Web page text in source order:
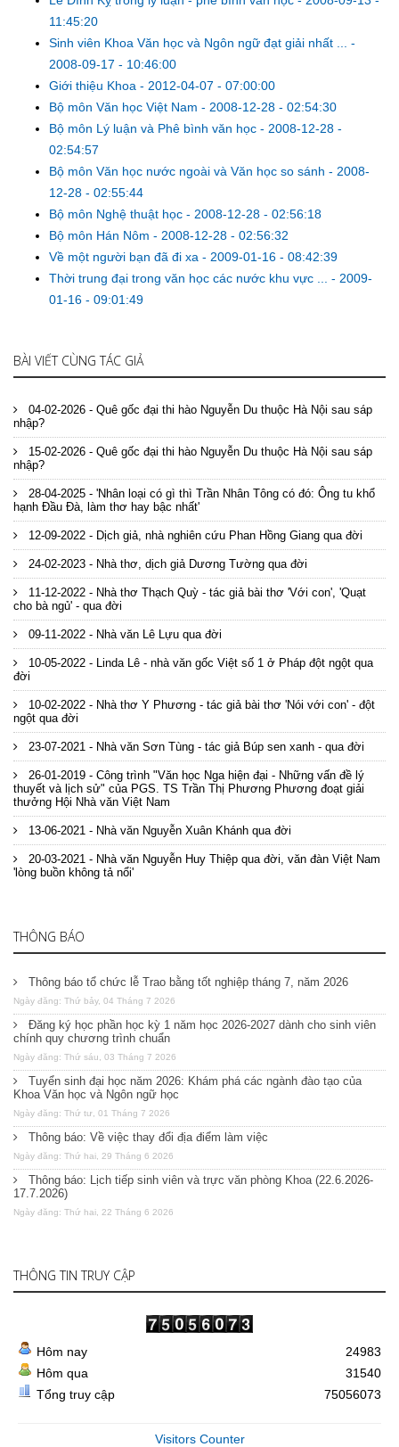
11:45:20
Sinh viên Khoa Văn học và Ngôn ngữ đạt giải nhất ... -
2008-09-17 - 10:46:00
Giới thiệu Khoa - 2012-04-07 - 07:00:00
Bộ môn Văn học Việt Nam - 2008-12-28 - 02:54:30
Bộ môn Lý luận và Phê bình văn học - 2008-12-28 -
02:54:57
Bộ môn Văn học nước ngoài và Văn học so sánh - 2008-
12-28 - 02:55:44
Bộ môn Nghệ thuật học - 2008-12-28 - 02:56:18
Bộ môn Hán Nôm - 2008-12-28 - 02:56:32
Về một người bạn đã đi xa - 2009-01-16 - 08:42:39
Thời trung đại trong văn học các nước khu vực ... - 2009-
01-16 - 09:01:49
BÀI VIẾT CÙNG TÁC GIẢ
04-02-2026 - Quê gốc đại thi hào Nguyễn Du thuộc Hà Nội sau sáp
nhập?
15-02-2026 - Quê gốc đại thi hào Nguyễn Du thuộc Hà Nội sau sáp
nhập?
28-04-2025 - 'Nhân loại có gì thì Trần Nhân Tông có đó: Ông tu khổ
hạnh Đầu Đà, làm thơ hay bậc nhất'
12-09-2022 - Dịch giả, nhà nghiên cứu Phan Hồng Giang qua đời
24-02-2023 - Nhà thơ, dịch giả Dương Tường qua đời
11-12-2022 - Nhà thơ Thạch Quỳ - tác giả bài thơ 'Với con', 'Quạt
cho bà ngủ' - qua đời
09-11-2022 - Nhà văn Lê Lựu qua đời
10-05-2022 - Linda Lê - nhà văn gốc Việt số 1 ở Pháp đột ngột qua
đời
10-02-2022 - Nhà thơ Y Phương - tác giả bài thơ 'Nói với con' - đột
ngột qua đời
23-07-2021 - Nhà văn Sơn Tùng - tác giả Búp sen xanh - qua đời
26-01-2019 - Công trình "Văn học Nga hiện đại - Những vấn đề lý
thuyết và lịch sử" của PGS. TS Trần Thị Phương Phương đoạt giải
thưởng Hội Nhà văn Việt Nam
13-06-2021 - Nhà văn Nguyễn Xuân Khánh qua đời
20-03-2021 - Nhà văn Nguyễn Huy Thiệp qua đời, văn đàn Việt Nam
'lòng buồn không tả nổi'
THÔNG BÁO
Thông báo tổ chức lễ Trao bằng tốt nghiệp tháng 7, năm 2026
Ngày đăng: Thứ bảy, 04 Tháng 7 2026
Đăng ký học phần học kỳ 1 năm học 2026-2027 dành cho sinh viên
chính quy chương trình chuẩn
Ngày đăng: Thứ sáu, 03 Tháng 7 2026
Tuyển sinh đại học năm 2026: Khám phá các ngành đào tạo của
Khoa Văn học và Ngôn ngữ học
Ngày đăng: Thứ tư, 01 Tháng 7 2026
Thông báo: Về việc thay đổi địa điểm làm việc
Ngày đăng: Thứ hai, 29 Tháng 6 2026
Thông báo: Lịch tiếp sinh viên và trực văn phòng Khoa (22.6.2026-
17.7.2026)
Ngày đăng: Thứ hai, 22 Tháng 6 2026
THÔNG TIN TRUY CẬP
Hôm nay
Hôm qua
Tổng truy cập
24983
31540
75056073
Visitors Counter